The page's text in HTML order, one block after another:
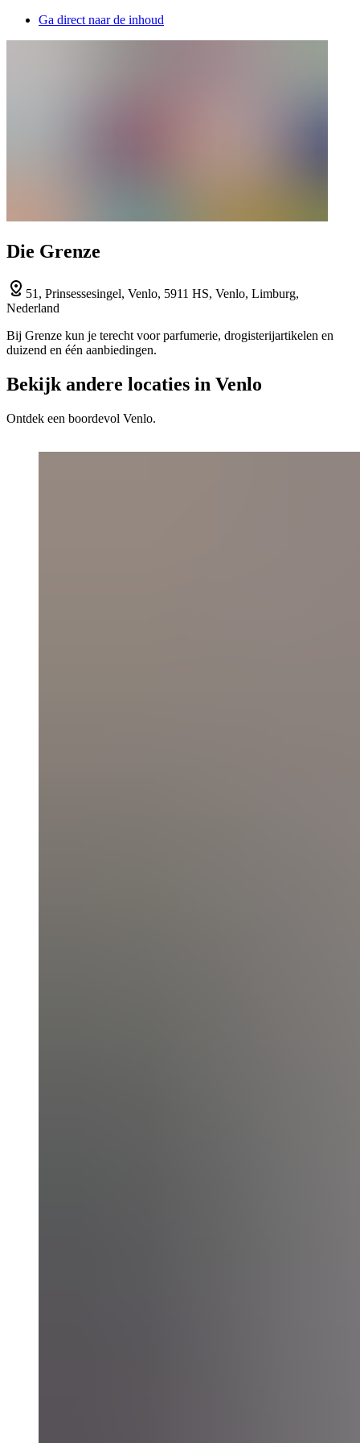
Ga direct naar de inhoud
Die Grenze
51, Prinsessesingel, Venlo, 5911 HS, Venlo, Limburg,
Nederland
Bij Grenze kun je terecht voor parfumerie, drogisterijartikelen en
duizend en één aanbiedingen.
Bekijk andere locaties in Venlo
Ontdek een boordevol Venlo.